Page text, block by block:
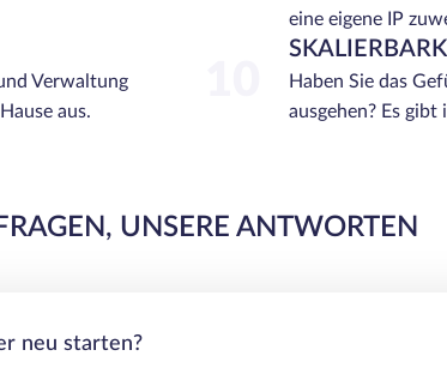
eine eigene IP
Verwaltung
aus.
Haben Sie das
ausgehen? Es
UNSERE ANTWORTEN
neu starten?